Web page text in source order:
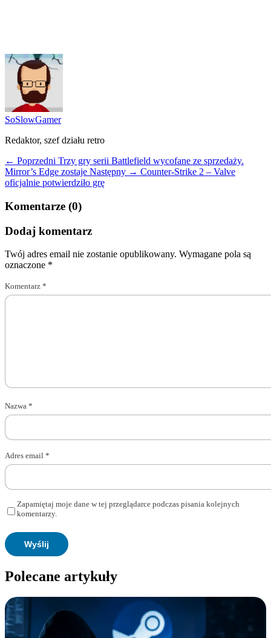
SoSlowGamer
Redaktor, szef działu retro
← Poprzedni Trzy gry serii Battlefield wycofane ze sprzedaży.
Mirror’s Edge zostaje Następny → Counter-Strike 2 – Valve
oficjalnie potwierdziło grę
Komentarze (0)
Dodaj komentarz
Twój adres email nie zostanie opublikowany. Wymagane pola są
oznaczone *
Komentarz *
Nazwa *
Adres email *
Zapamiętaj moje dane w tej przeglądarce podczas pisania kolejnych
komentarzy.
Polecane artykuły